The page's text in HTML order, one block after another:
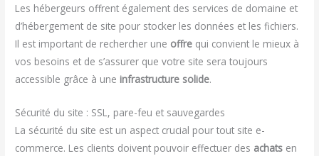
Les hébergeurs offrent également des services de domaine et
d’hébergement de site pour stocker les données et les fichiers.
Il est important de rechercher une offre qui convient le mieux à
vos besoins et de s’assurer que votre site sera toujours
accessible grâce à une infrastructure solide.
Sécurité du site : SSL, pare-feu et sauvegardes
La sécurité du site est un aspect crucial pour tout site e-
commerce. Les clients doivent pouvoir effectuer des achats en